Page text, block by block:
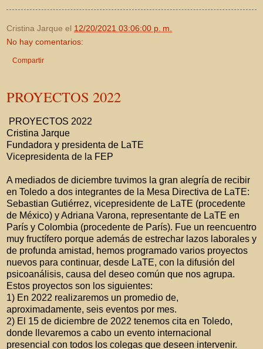
Cristina Jarque el 12/20/2021 03:06:00 p. m.
No hay comentarios:
Compartir
PROYECTOS 2022
PROYECTOS 2022
Cristina Jarque
Fundadora y presidenta de LaTE
Vicepresidenta de la FEP
A mediados de diciembre tuvimos la gran alegría de recibir
en Toledo a dos integrantes de la Mesa Directiva de LaTE:
Sebastian Gutiérrez, vicepresidente de LaTE (procedente
de México) y Adriana Varona, representante de LaTE en
París y Colombia (procedente de París). Fue un reencuentro
muy fructífero porque además de estrechar lazos laborales y
de profunda amistad, hemos programado varios proyectos
nuevos para continuar, desde LaTE, con la difusión del
psicoanálisis, causa del deseo común que nos agrupa.
Estos proyectos son los siguientes:
1) En 2022 realizaremos un promedio de,
aproximadamente, seis eventos por mes.
2) El 15 de diciembre de 2022 tenemos cita en Toledo,
donde llevaremos a cabo un evento internacional
presencial con todos los colegas que deseen intervenir.